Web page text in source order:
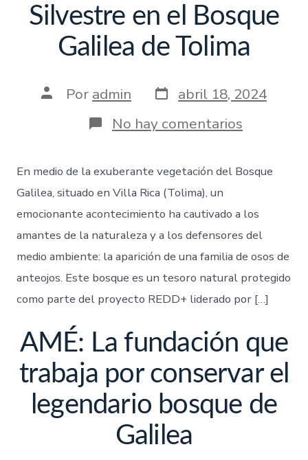
Silvestre en el Bosque
Galilea de Tolima
Por admin
abril 18, 2024
No hay comentarios
En medio de la exuberante vegetación del Bosque
Galilea, situado en Villa Rica (Tolima), un
emocionante acontecimiento ha cautivado a los
amantes de la naturaleza y a los defensores del
medio ambiente: la aparición de una familia de osos de
anteojos. Este bosque es un tesoro natural protegido
como parte del proyecto REDD+ liderado por […]
AMÉ: La fundación que
trabaja por conservar el
legendario bosque de
Galilea